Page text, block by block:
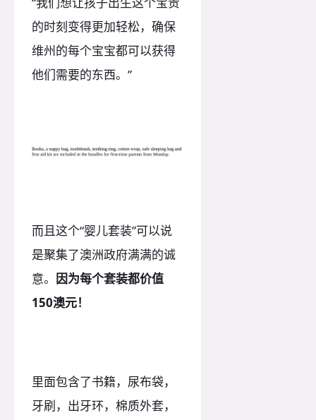
的时刻变得更加轻松，确保
维州的每个宝宝都可以获得
他们需要的东西。”
而且这个“婴儿套装”可以说
是聚集了澳洲政府满满的诚
意。 因为每个套装都价值
150澳元！
里面包含了书籍，尿布袋，
牙刷，出牙环，棉质外套，